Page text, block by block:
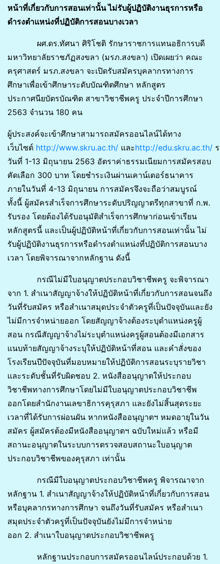
หน้าที่เกี่ยวกับการสอนเท่านั้น ไม่รับผู้ปฏิบัติงานธุรการหรือ
ดำรงตำแหน่งที่ปฏิบัติการสอนบางเวลา
ผศ.ดร.ทัศนา ศิริโชติ รักษาราชการแทนอธิการบดี
มหาวิทยาลัยราชภัฏสงขลา (มรภ.สงขลา) เปิดเผยว่า คณะ
ครุศาสตร์ มรภ.สงขลา จะเปิดรับสมัครบุคลากรทางการ
ศึกษาเพื่อเข้าศึกษาระดับบัณฑิตศึกษา หลักสูตร
ประกาศนียบัตรบัณฑิต สาขาวิชาชีพครู ประจำปีการศึกษา
2563 จำนวน 180 คน
ผู้ประสงค์จะเข้าศึกษาสามารถสมัครออนไลน์ได้ทาง
เว็บไซต์ http://www.skru.ac.th/ และhttp://edu.skru.ac.th/
วันที่ 1-13 มิถุนายน 2563 อัตราค่าธรรมเนียมการสมัครสอบ
คัดเลือก 300 บาท โดยชำระเงินผ่านเคาน์เตอร์ธนาคาร
ภายในวันที่ 4-13 มิถุนายน การสมัครจึงจะถือว่าสมบูรณ์
ทั้งนี้ ผู้สมัครสำเร็จการศึกษาระดับปริญญาตรีทุกสาขาที่ ก.พ.
รับรอง โดยต้องได้รับอนุมัติสำเร็จการศึกษาก่อนเข้าเรียน
หลักสูตรนี้ และเป็นผู้ปฏิบัติหน้าที่เกี่ยวกับการสอนเท่านั้น ไม่
รับผู้ปฏิบัติงานธุรการหรือดำรงตำแหน่งที่ปฏิบัติการสอนบาง
เวลา โดยพิจารณาจากหลักฐาน ดังนี้
กรณีไม่มีใบอนุญาตประกอบวิชาชีพครู จะพิจารณา
จาก 1. สำเนาสัญญาจ้างให้ปฏิบัติหน้าที่เกี่ยวกับการสอนจนถึง
วันที่รับสมัคร หรือสำเนาสมุดประจำตัวครูที่เป็นปัจจุบันและยัง
ไม่มีการจำหน่ายออก โดยสัญญาจ้างต้องระบุตำแหน่งครูผู้
สอน กรณีสัญญาจ้างไม่ระบุตำแหน่งครูผู้สอนต้องมีเอกสาร
แนบท้ายสัญญาจ้างระบุให้ปฏิบัติหน้าที่สอน และคำสั่งของ
โรงเรียนปีปัจจุบันที่มอบหมายให้ปฏิบัติการสอนระบุรายวิชา
และระดับชั้นที่รับผิดชอบ 2. หนังสืออนุญาตให้ประกอบ
วิชาชีพทางการศึกษาโดยไม่มีใบอนุญาตประกอบวิชาชีพ
ออกโดยสำนักงานเลขาธิการคุรุสภา และยังไม่สิ้นสุดระยะ
เวลาที่ได้รับการผ่อนผัน หากหนังสืออนุญาตฯ หมดอายุในวัน
สมัคร ผู้สมัครต้องมีหนังสืออนุญาตฯ ฉบับใหม่แล้ว หรือมี
สถานะอนุญาตในระบบการตรวจสอบสถานะใบอนุญาต
ประกอบวิชาชีพของคุรุสภา เท่านั้น
กรณีมีใบอนุญาตประกอบวิชาชีพครู พิจารณาจาก
หลักฐาน 1. สำเนาสัญญาจ้างให้ปฏิบัติหน้าที่เกี่ยวกับการสอน
หรือบุคลากรทางการศึกษา จนถึงวันที่รับสมัคร หรือสำเนา
สมุดประจำตัวครูที่เป็นปัจจุบันยังไม่มีการจำหน่าย
ออก 2. สำเนาใบอนุญาตประกอบวิชาชีพครู
หลักฐานประกอบการสมัครออนไลน์ประกอบด้วย 1.